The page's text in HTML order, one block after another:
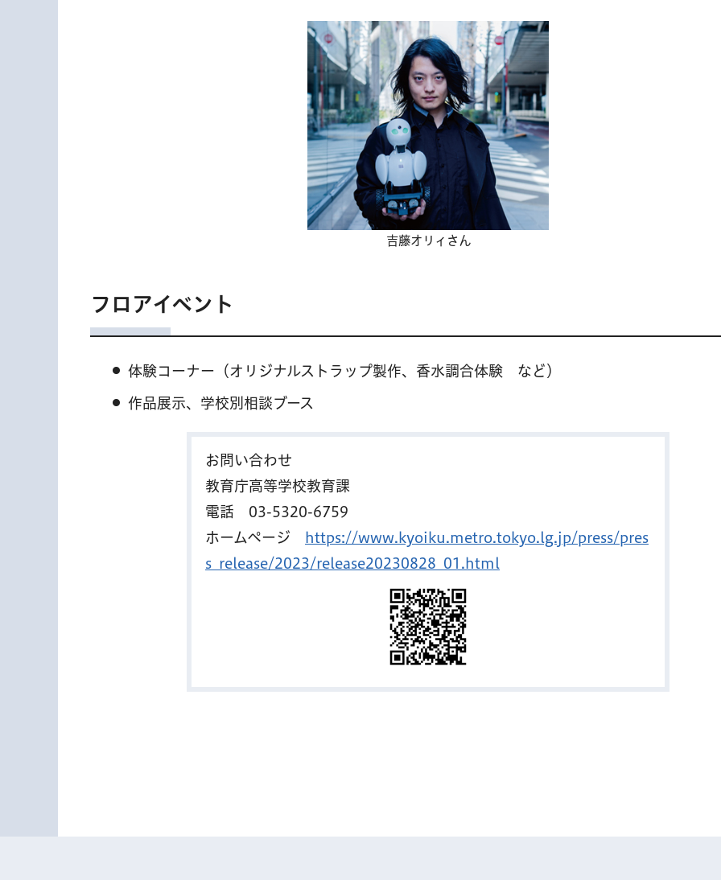
吉藤オリィさん
フロアイベント
体験コーナー（オリジナルストラップ製作、香水調合体験 など）
作品展示、学校別相談ブース
お問い合わせ
教育庁高等学校教育課
電話 03-5320-6759
ホームページ
https://www.kyoiku.metro.tokyo.lg.jp/press/pres
s_release/2023/release20230828_01.html